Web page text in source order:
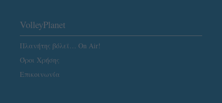
VolleyPlanet
Πλανήτης βόλεϊ… On Air!
Όροι Χρήσης
Επικοινωνία